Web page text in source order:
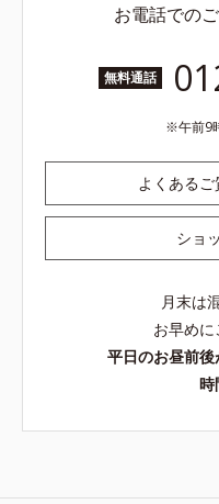
お電話での
無料通話
午前9
よくある
ショ
月末は
お早めに
平日のお昼前
時